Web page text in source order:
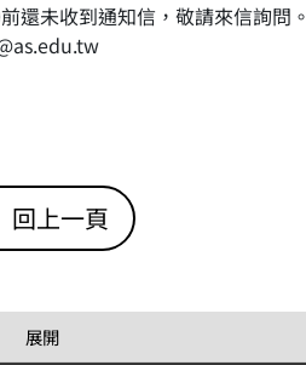
還未收到通知信，敬請來信詢問。
回上一頁
展開